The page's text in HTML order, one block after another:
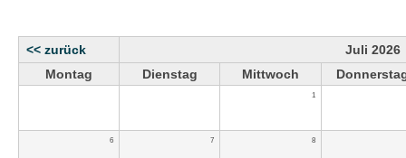
<< zurück
Juli 2026
Montag
Dienstag Mittwoch
1
6 7 8